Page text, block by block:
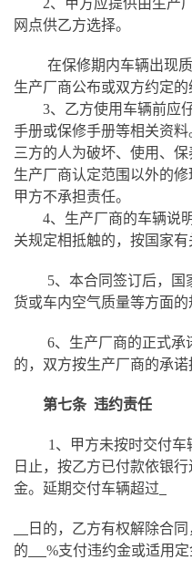
2、甲方应提供由生产厂
网点供乙方选择。
在保修期内车辆出现
生产厂商公布或双方约定的
3、乙方使用车辆前应仔
手册或保修手册等相关资
三方的人为破坏、使用、
生产厂商认定范围以外的修
甲方不承担责任。
4、生产厂商的车辆说明
关规定相抵触的，按国家有
5、本合同签订后，国
货或车内空气质量等方面的
6、生产厂商的正式承
的，双方按生产厂商的承诺
第七条 违约责任
1、甲方未按时交付
日止，按乙方已付款依银
金。延期交付车辆超过
日的，乙方有权解除合
的
%支付违约金或适用定